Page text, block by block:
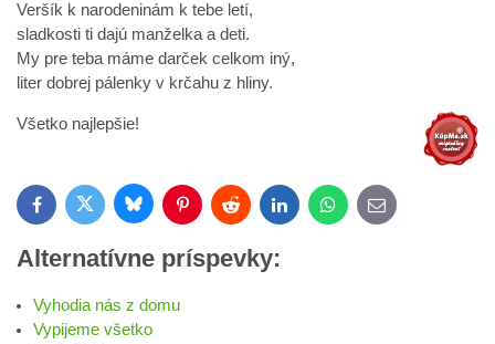
Veršík k narodeninám k tebe letí,
sladkosti ti dajú manželka a deti.
My pre teba máme darček celkom iný,
liter dobrej pálenky v krčahu z hliny.
Všetko najlepšie!
FacebookTwitter BlueskyPinterestReddit LinkedInWhatsApp
E-
mail
Alternatívne príspevky:
Vyhodia nás z domu
Vypijeme všetko